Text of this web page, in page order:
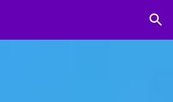
Skip to navigation